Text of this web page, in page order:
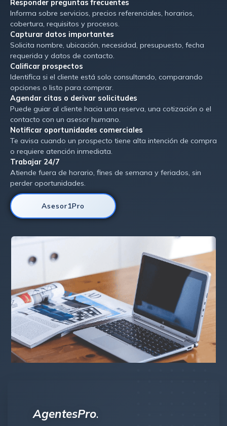
Responder preguntas frecuentes
Informa sobre servicios, precios referenciales, horarios,
cobertura, requisitos y procesos.
Capturar datos importantes
Solicita nombre, ubicación, necesidad, presupuesto, fecha
requerida y datos de contacto.
Calificar prospectos
Identifica si el cliente está solo consultando, comparando
opciones o listo para comprar.
Agendar citas o derivar solicitudes
Puede guiar al cliente hacia una reserva, una cotización o el
contacto con un asesor humano.
Notificar oportunidades comerciales
Te avisa cuando un prospecto tiene alta intención de compra
o requiere atención inmediata.
Trabajar 24/7
Atiende fuera de horario, fines de semana y feriados, sin
perder oportunidades.
Asesor1Pro
AgentesPro.